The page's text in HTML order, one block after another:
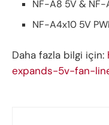
NF-A8 5V & NF-
NF-A4x10 5V
Daha fazla bilgi için:
expands-5v-fan-